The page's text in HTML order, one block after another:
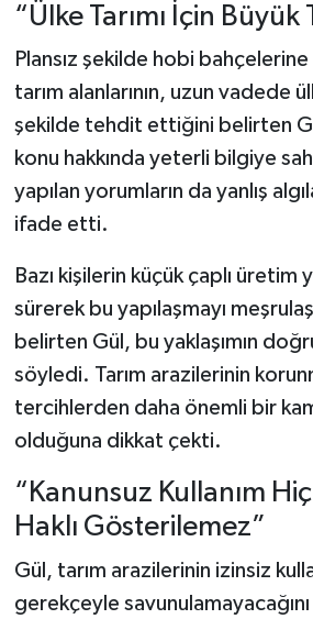
“Ülke Tarımı İçin Büyük
Plansız şekilde hobi
tarım alanlarının, uzun vadede
şekilde tehdit ettiğini belirten
konu hakkında yeterli bilgiye
yapılan yorumların da yanlış
ifade etti.
Bazı kişilerin küçük çaplı üretim
sürerek bu yapılaşmayı
belirten Gül, bu yaklaşımın
söyledi. Tarım arazilerinin
tercihlerden daha önemli bir
olduğuna dikkat çekti.
“Kanunsuz Kullanım
Haklı Gösterilemez”
Gül, tarım arazilerinin izinsiz
gerekçeyle